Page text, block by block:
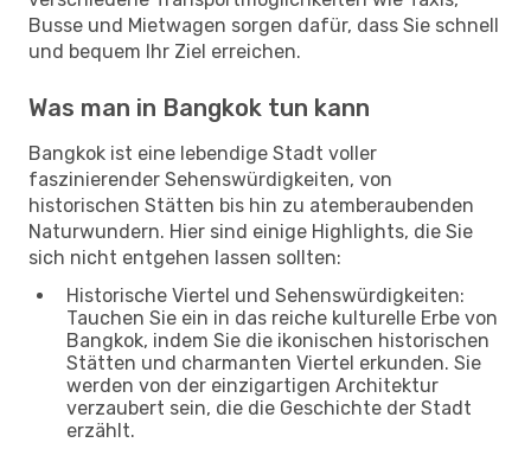
Busse und Mietwagen sorgen dafür, dass Sie schnell
und bequem Ihr Ziel erreichen.
Was man in Bangkok tun kann
Bangkok ist eine lebendige Stadt voller
faszinierender Sehenswürdigkeiten, von
historischen Stätten bis hin zu atemberaubenden
Naturwundern. Hier sind einige Highlights, die Sie
sich nicht entgehen lassen sollten:
Historische Viertel und Sehenswürdigkeiten:
Tauchen Sie ein in das reiche kulturelle Erbe von
Bangkok, indem Sie die ikonischen historischen
Stätten und charmanten Viertel erkunden. Sie
werden von der einzigartigen Architektur
verzaubert sein, die die Geschichte der Stadt
erzählt.